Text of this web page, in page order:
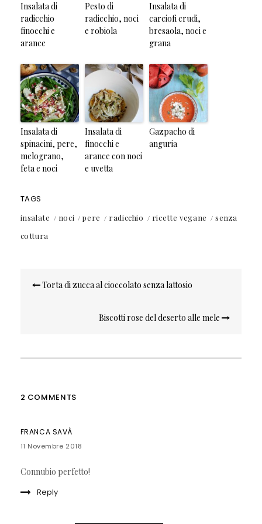
Insalata di
radicchio
finocchi e
arance
Pesto di
radicchio, noci
e robiola
Insalata di
carciofi crudi,
bresaola, noci e
grana
Insalata di
spinacini, pere,
melograno,
feta e noci
Insalata di
finocchi e
arance con noci
e uvetta
Gazpacho di
anguria
TAGS
insalate noci pere radicchio ricette vegane
senza
cottura
Navigazione
Torta di zucca al cioccolato senza lattosio
Biscotti rose del deserto alle mele
2 COMMENTS
FRANCA SAVÀ
11 Novembre 2018
Connubio perfetto!
Reply